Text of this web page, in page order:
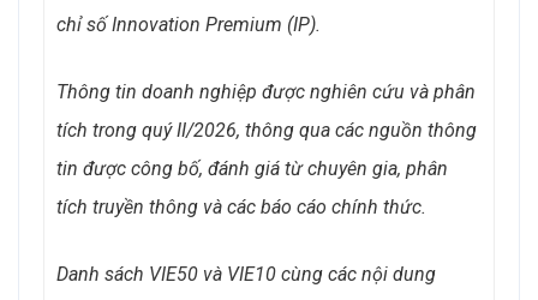
chỉ số Innovation Premium (IP).
Thông tin doanh nghiệp được nghiên cứu và phân
tích trong quý II/2026, thông qua các nguồn thông
tin được công bố, đánh giá từ chuyên gia, phân
tích truyền thông và các báo cáo chính thức.
Danh sách VIE50 và VIE10 cùng các nội dung